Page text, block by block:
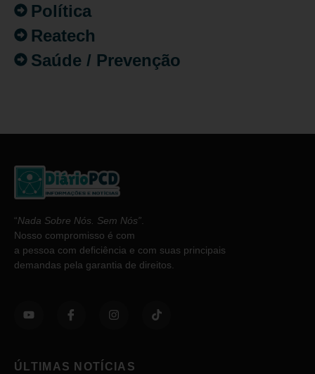
Política
Reatech
Saúde / Prevenção
“Nada Sobre Nós. Sem Nós”
Nosso compromisso é com
a pessoa com deficiência e com suas principais
demandas pela garantia de direitos.
ÚLTIMAS NOTÍCIAS